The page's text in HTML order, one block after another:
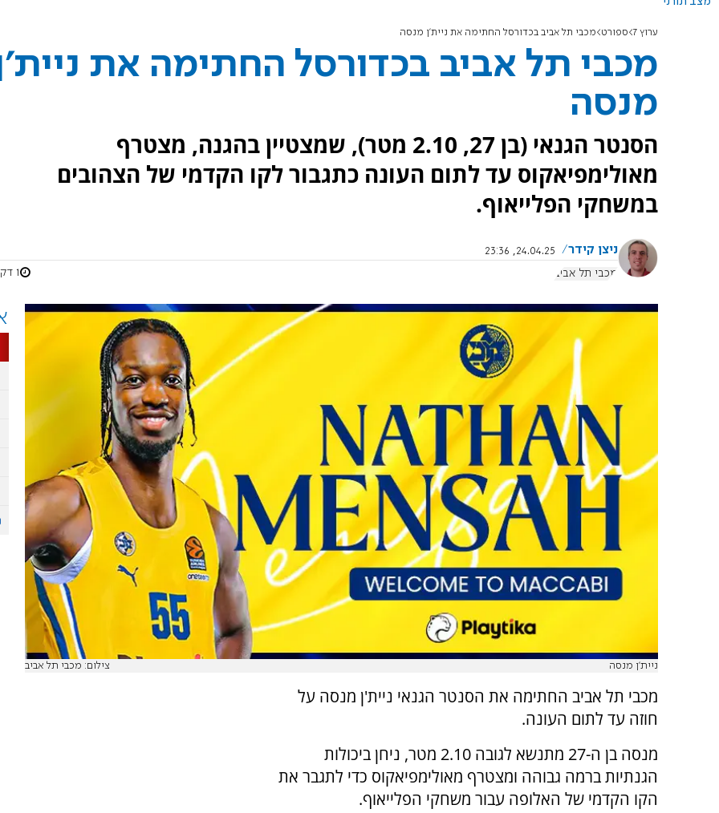
ערוץ 7 ספורט מכבי תל אביב בכדורסל החתימה את ניית'ן מנסה
מכבי תל אביב בכדורסל החתימה את
מנסה
הסנטר הגנאי (בן 27, 2.10 מטר), שמצטיין בהגנה, מצטרף
מאולימפיאקוס עד לתום העונה כתגבור לקו הקדמי של הצהובים
במשחקי הפלייאוף.
ניצן קידר
24.04.25, 23:36
מכבי תל אביב
1 דקות
ניית'ן מנסה צילום: מכבי תל אביב
מכבי תל אביב החתימה את הסנטר הגנאי ניית'ן מנסה על
חוזה עד לתום העונה.
מנסה בן ה-27 מתנשא לגובה 2.10 מטר, ניחן ביכולות
הגנתיות ברמה גבוהה ומצטרף מאולימפיאקוס כדי לתגבר את
הקו הקדמי של האלופה עבור משחקי הפלייאוף.